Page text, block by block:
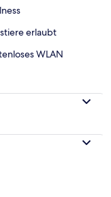
erlaubt
WLAN